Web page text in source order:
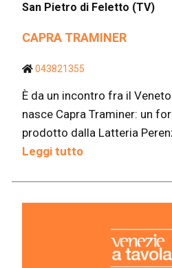
San Pietro di Feletto (TV)
CAPRA TRAMINER
043821355
È da un incontro fra il
nasce Capra Traminer: un
prodotto dalla Latteria
Leggi tutto